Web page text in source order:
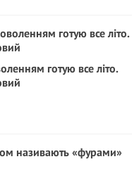
готую все літо.